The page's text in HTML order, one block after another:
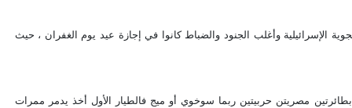
وأغلب الجنود والضباط كانوا في إجازة عيد يوم الغفران ، حيث
مصريتن حربيتين ربما سوخوي أو ميج فالطيار الأول أخذ يدمر ممرات